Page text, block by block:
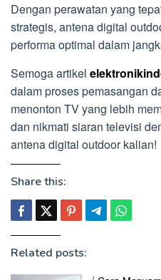
Dengan perawatan yang
strategis, antena digital
performa optimal dalam
Semoga artikel
dalam proses pemasangan
menonton TV yang lebih
dan nikmati siaran televisi
antena digital outdoor kalian!
Share this:
Related posts: